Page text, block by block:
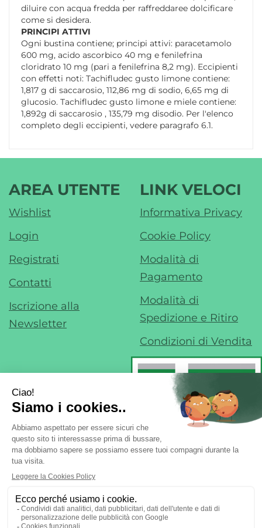
diluire con acqua fredda per raffreddaree dolcificare
come si desidera.
PRINCIPI ATTIVI
Ogni bustina contiene; principi attivi: paracetamolo
600 mg, acido ascorbico 40 mg e fenilefrina
cloridrato 10 mg (pari a fenilefrina 8,2 mg). Eccipienti
con effetti noti: Tachifludec gusto limone contiene:
1,817 g di saccarosio, 112,86 mg di sodio, 6,65 mg di
glucosio. Tachifludec gusto limone e miele contiene:
1,892g di saccarosio , 135,79 mg disodio. Per l'elenco
completo degli eccipienti, vedere paragrafo 6.1.
AREA UTENTE
Wishlist
Login
Registrati
Contatti
Iscrizione alla
Newsletter
LINK VELOCI
Informativa Privacy
Cookie Policy
Modalità di
Pagamento
Modalità di
Spedizione e Ritiro
Condizioni di Vendita
Farmacia di Liscate sas - Dr. F. Nobile &
C.